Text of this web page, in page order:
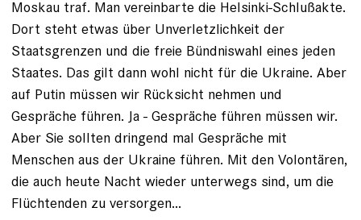
Moskau traf. Man vereinbarte die Helsinki-Schlußakte.
Dort steht etwas über Unverletzlichkeit der
Staatsgrenzen und die freie Bündniswahl eines jeden
Staates. Das gilt dann wohl nicht für die Ukraine. Aber
auf Putin müssen wir Rücksicht nehmen und
Gespräche führen. Ja - Gespräche führen müssen wir.
Aber Sie sollten dringend mal Gespräche mit
Menschen aus der Ukraine führen. Mit den Volontären,
die auch heute Nacht wieder unterwegs sind, um die
Flüchtenden zu versorgen...